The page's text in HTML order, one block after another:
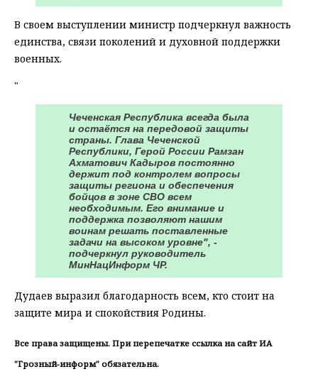
В своем выступлении министр подчеркнул важность
единства, связи поколений и духовной поддержки
военных.
"
Чеченская Республика всегда была
и остаётся на передовой защиты
страны. Глава Чеченской
Республики, Герой России Рамзан
Ахматович Кадыров постоянно
держит под контролем вопросы
защиты региона и обеспечения
бойцов в зоне СВО всем
необходимым. Его внимание и
поддержка позволяют нашим
воинам решать поставленные
задачи на высоком уровне", -
подчеркнул руководитель
МинНацИнформ ЧР.
Дудаев выразил благодарность всем, кто стоит на
защите мира и спокойствия Родины.
Все права защищены. При перепечатке ссылка на сайт ИА
"Грозный-информ" обязательна.